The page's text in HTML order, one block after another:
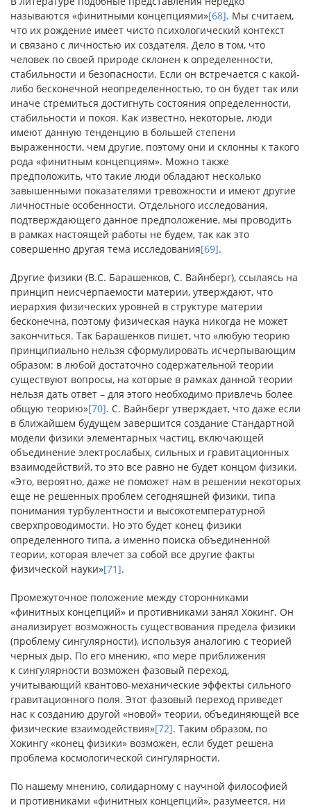
называются «финитными концепциями»[68]. Мы считаем,
что их рождение имеет чисто психологический контекст
и связано с личностью их создателя. Дело в том, что
человек по своей природе склонен к определенности,
стабильности и безопасности. Если он встречается с какой-
либо бесконечной неопределенностью, то он будет так или
иначе стремиться достигнуть состояния определенности,
стабильности и покоя. Как известно, некоторые, люди
имеют данную тенденцию в большей степени
выраженности, чем другие, поэтому они и склонны к такого
рода «финитным концепциям». Можно также
предположить, что такие люди обладают несколько
завышенными показателями тревожности и имеют другие
личностные особенности. Отдельного исследования,
подтверждающего данное предположение, мы проводить
в рамках настоящей работы не будем, так как это
совершенно другая тема исследования[69].
Другие физики (В.С. Барашенков, С. Вайнберг), ссылаясь на
принцип неисчерпаемости материи, утверждают, что
иерархия физических уровней в структуре материи
бесконечна, поэтому физическая наука никогда не может
закончиться. Так Барашенков пишет, что «любую теорию
принципиально нельзя сформулировать исчерпывающим
образом: в любой достаточно содержательной теории
существуют вопросы, на которые в рамках данной теории
нельзя дать ответ – для этого необходимо привлечь более
общую теорию»[70]. С. Вайнберг утверждает, что даже если
в ближайшем будущем завершится создание Стандартной
модели физики элементарных частиц, включающей
объединение электрослабых, сильных и гравитационных
взаимодействий, то это все равно не будет концом физики.
«Это, вероятно, даже не поможет нам в решении некоторых
еще не решенных проблем сегодняшней физики, типа
понимания турбулентности и высокотемпературной
сверхпроводимости. Но это будет конец физики
определенного типа, а именно поиска объединенной
теории, которая влечет за собой все другие факты
физической науки»[71].
Промежуточное положение между сторонниками
«финитных концепций» и противниками занял Хокинг. Он
анализирует возможность существования предела физики
(проблему сингулярности), используя аналогию с теорией
черных дыр. По его мнению, «по мере приближения
к сингулярности возможен фазовый переход,
учитывающий квантово-механические эффекты сильного
гравитационного поля. Этот фазовый переход приведет
нас к созданию другой «новой» теории, объединяющей все
физические взаимодействия»[72]. Таким образом, по
Хокингу «конец физики» возможен, если будет решена
проблема космологической сингулярности.
По нашему мнению, солидарному с научной философией
и противниками «финитных концепций», разумеется, ни